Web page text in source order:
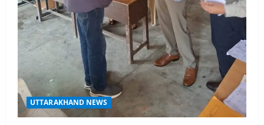
UTTARAKHAND NEWS